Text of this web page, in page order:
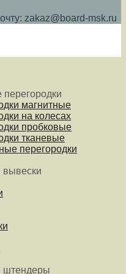
zakaz@board-msk.ru
магнитные
на колесах
пробковые
тканевые
перегородки
штендеры